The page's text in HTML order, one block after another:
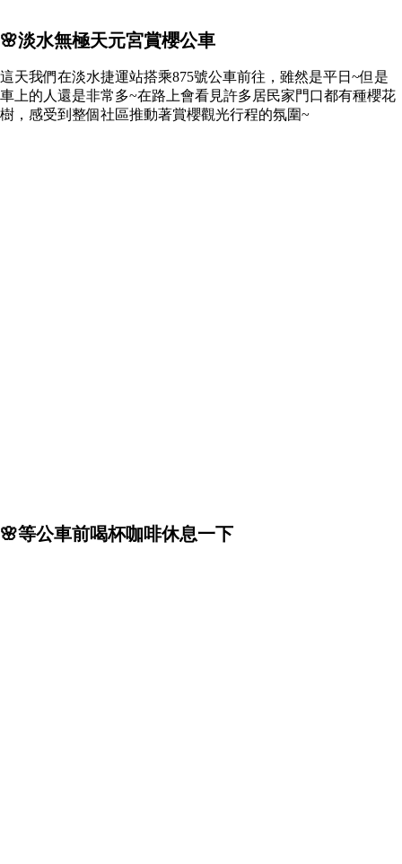
🌸淡水無極天元宮賞櫻公車
這天我們在淡水捷運站搭乘875號公車前往，雖然是平日~但是
車上的人還是非常多~在路上會看見許多居民家門口都有種櫻花
樹，感受到整個社區推動著賞櫻觀光行程的氛圍~
🌸等公車前喝杯咖啡休息一下